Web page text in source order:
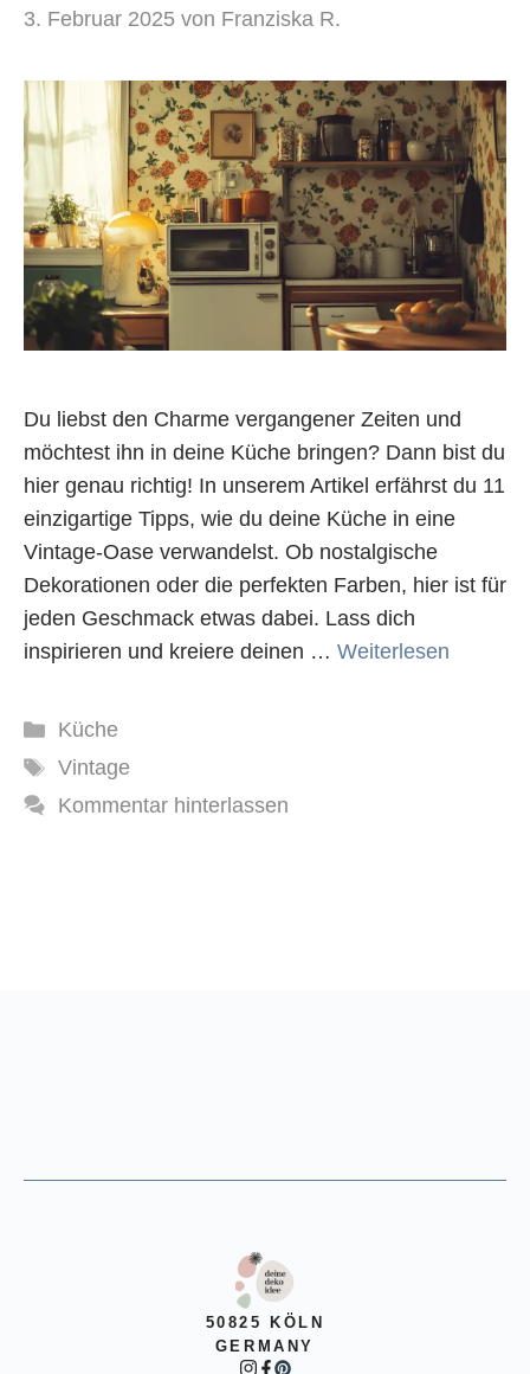
3. Februar 2025 von Franziska R.
Du liebst den Charme vergangener Zeiten und
möchtest ihn in deine Küche bringen? Dann bist du
hier genau richtig! In unserem Artikel erfährst du 11
einzigartige Tipps, wie du deine Küche in eine
Vintage-Oase verwandelst. Ob nostalgische
Dekorationen oder die perfekten Farben, hier ist für
jeden Geschmack etwas dabei. Lass dich
inspirieren und kreiere deinen … Weiterlesen
Kategorien
Küche
Schlagwörter
Vintage
Kommentar hinterlassen
50825 KÖLN
GERMANY